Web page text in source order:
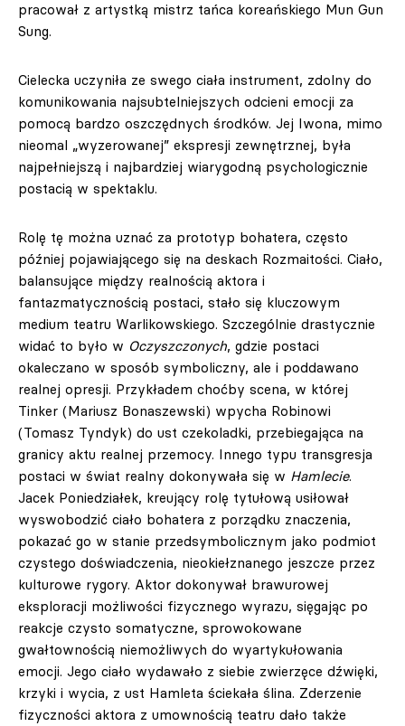
pracował z artystką mistrz tańca koreańskiego Mun Gun
Sung.
Cielecka uczyniła ze swego ciała instrument, zdolny do
komunikowania najsubtelniejszych odcieni emocji za
pomocą bardzo oszczędnych środków. Jej Iwona, mimo
nieomal „wyzerowanej” ekspresji zewnętrznej, była
najpełniejszą i najbardziej wiarygodną psychologicznie
postacią w spektaklu.
Rolę tę można uznać za prototyp bohatera, często
później pojawiającego się na deskach Rozmaitości. Ciało,
balansujące między realnością aktora i
fantazmatycznością postaci, stało się kluczowym
medium teatru Warlikowskiego. Szczególnie drastycznie
widać to było w Oczyszczonych, gdzie postaci
okaleczano w sposób symboliczny, ale i poddawano
realnej opresji. Przykładem choćby scena, w której
Tinker (Mariusz Bonaszewski) wpycha Robinowi
(Tomasz Tyndyk) do ust czekoladki, przebiegająca na
granicy aktu realnej przemocy. Innego typu transgresja
postaci w świat realny dokonywała się w Hamlecie.
Jacek Poniedziałek, kreujący rolę tytułową usiłował
wyswobodzić ciało bohatera z porządku znaczenia,
pokazać go w stanie przedsymbolicznym jako podmiot
czystego doświadczenia, nieokiełznanego jeszcze przez
kulturowe rygory. Aktor dokonywał brawurowej
eksploracji możliwości fizycznego wyrazu, sięgając po
reakcje czysto somatyczne, sprowokowane
gwałtownością niemożliwych do wyartykułowania
emocji. Jego ciało wydawało z siebie zwierzęce dźwięki,
krzyki i wycia, z ust Hamleta ściekała ślina. Zderzenie
fizyczności aktora z umownością teatru dało także